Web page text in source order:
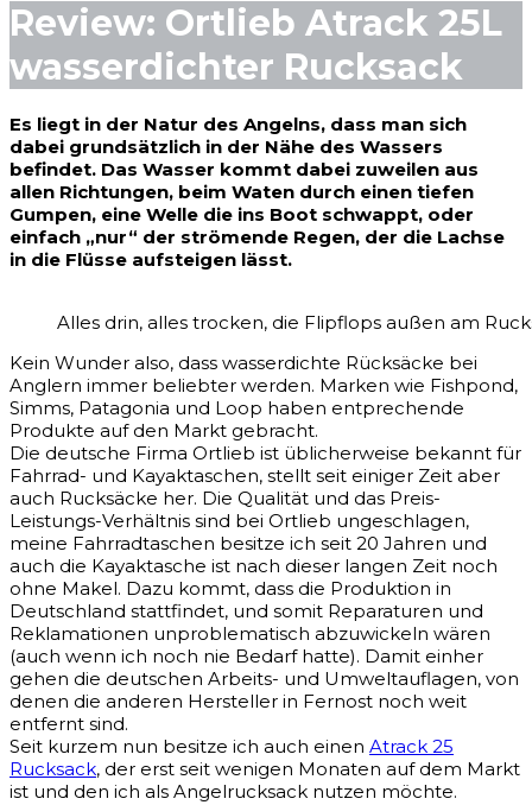
Review: Ortlieb Atrack 25L
wasserdichter Rucksack
Es liegt in der Natur des Angelns, dass man sich
dabei grundsätzlich in der Nähe des Wassers
befindet. Das Wasser kommt dabei zuweilen aus
allen Richtungen, beim Waten durch einen tiefen
Gumpen, eine Welle die ins Boot schwappt, oder
einfach „nur“ der strömende Regen, der die Lachse
in die Flüsse aufsteigen lässt.
Alles drin, alles trocken, die Flipflops außen am
Kein Wunder also, dass wasserdichte Rücksäcke bei
Anglern immer beliebter werden. Marken wie Fishpond,
Simms, Patagonia und Loop haben entprechende
Produkte auf den Markt gebracht.
Die deutsche Firma Ortlieb ist üblicherweise bekannt für
Fahrrad- und Kayaktaschen, stellt seit einiger Zeit aber
auch Rucksäcke her. Die Qualität und das Preis-
Leistungs-Verhältnis sind bei Ortlieb ungeschlagen,
meine Fahrradtaschen besitze ich seit 20 Jahren und
auch die Kayaktasche ist nach dieser langen Zeit noch
ohne Makel. Dazu kommt, dass die Produktion in
Deutschland stattfindet, und somit Reparaturen und
Reklamationen unproblematisch abzuwickeln wären
(auch wenn ich noch nie Bedarf hatte). Damit einher
gehen die deutschen Arbeits- und Umweltauflagen, von
denen die anderen Hersteller in Fernost noch weit
entfernt sind.
Seit kurzem nun besitze ich auch einen Atrack 25
Rucksack, der erst seit wenigen Monaten auf dem Markt
ist und den ich als Angelrucksack nutzen möchte.